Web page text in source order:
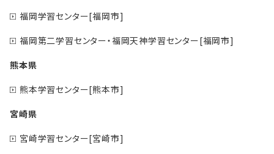
福岡学習センター[福岡市]
福岡第二学習センター・福岡天神学習センター[福岡市]
熊本県
熊本学習センター[熊本市]
宮崎県
宮崎学習センター[宮崎市]